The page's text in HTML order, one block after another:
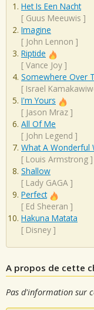
Het Is Een Nacht
[ Guus Meeuwis ]
Imagine
[ John Lennon ]
Riptide
[ Vance Joy ]
Somewhere Over
[ Israel
I'm Yours
[ Jason Mraz ]
All Of Me
[ John Legend ]
What A Wonderful
[ Louis Armstrong ]
Shallow
[ Lady GAGA ]
Perfect
[ Ed Sheeran ]
Hakuna Matata
[ Disney ]
A propos de cette
Pas d'information sur